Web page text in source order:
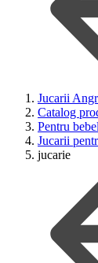
Jucarii
Catalog
Pentru
Jucarii
jucarie